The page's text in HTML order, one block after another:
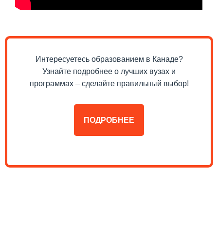
Интересуетесь образованием в Канаде?
Узнайте подробнее о лучших вузах и
программах – сделайте правильный выбор!
ПОДРОБНЕЕ